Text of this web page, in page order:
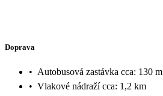
Doprava
• Autobusová zastávka cca: 130 m
• Vlakové nádraží cca: 1,2 km